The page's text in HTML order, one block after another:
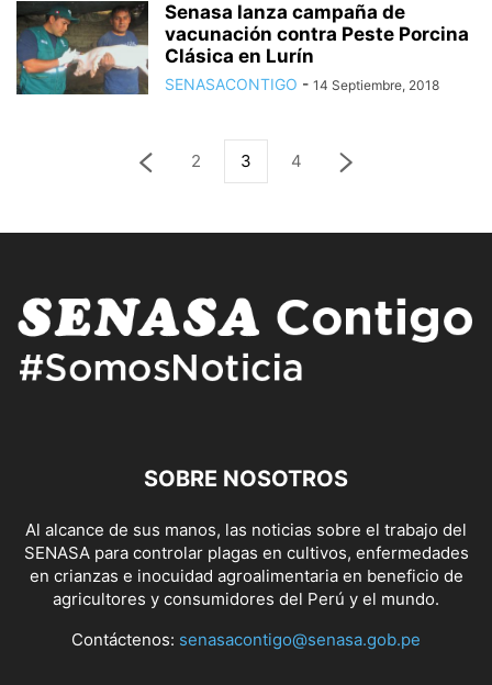
Senasa lanza campaña de
vacunación contra Peste Porcina
Clásica en Lurín
SENASACONTIGO - 14 Septiembre, 2018
2 3 4
SOBRE NOSOTROS
Al alcance de sus manos, las noticias sobre el trabajo del
SENASA para controlar plagas en cultivos, enfermedades
en crianzas e inocuidad agroalimentaria en beneficio de
agricultores y consumidores del Perú y el mundo.
Contáctenos: senasacontigo@senasa.gob.pe